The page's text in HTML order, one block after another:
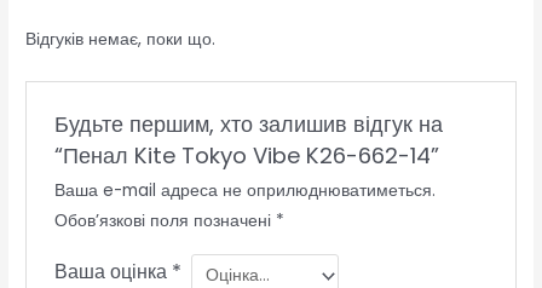
Відгуків немає, поки що.
Будьте першим, хто залишив відгук на
“Пенал Kite Tokyo Vibe K26-662-14”
Ваша e-mail адреса не оприлюднюватиметься.
Обов’язкові поля позначені *
Ваша оцінка *